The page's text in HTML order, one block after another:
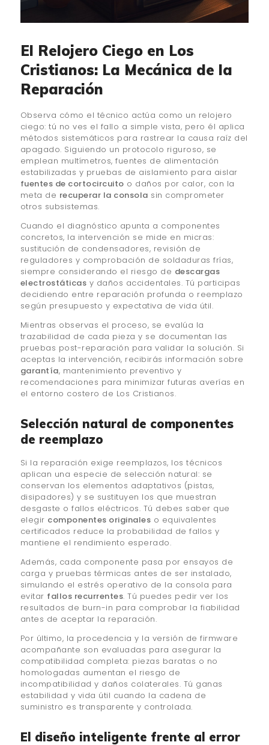
El Relojero Ciego en Los
Cristianos: La Mecánica de la
Reparación
Observa cómo el técnico actúa como un relojero
ciego: tú no ves el fallo a simple vista, pero él aplica
métodos sistemáticos para rastrear la causa raíz del
apagado. Siguiendo un protocolo riguroso, se
emplean multímetros, fuentes de alimentación
estabilizadas y pruebas de aislamiento para aislar
fuentes de cortocircuito o daños por calor, con la
meta de recuperar la consola sin comprometer
otros subsistemas.
Cuando el diagnóstico apunta a componentes
concretos, la intervención se mide en micras:
sustitución de condensadores, revisión de
reguladores y comprobación de soldaduras frías,
siempre considerando el riesgo de descargas
electrostáticas y daños accidentales. Tú participas
decidiendo entre reparación profunda o reemplazo
según presupuesto y expectativa de vida útil.
Mientras observas el proceso, se evalúa la
trazabilidad de cada pieza y se documentan las
pruebas post-reparación para validar la solución. Si
aceptas la intervención, recibirás información sobre
garantía, mantenimiento preventivo y
recomendaciones para minimizar futuras averías en
el entorno costero de Los Cristianos.
Selección natural de componentes
de reemplazo
Si la reparación exige reemplazos, los técnicos
aplican una especie de selección natural: se
conservan los elementos adaptativos (pistas,
disipadores) y se sustituyen los que muestran
desgaste o fallos eléctricos. Tú debes saber que
elegir componentes originales o equivalentes
certificados reduce la probabilidad de fallos y
mantiene el rendimiento esperado.
Además, cada componente pasa por ensayos de
carga y pruebas térmicas antes de ser instalado,
simulando el estrés operativo de la consola para
evitar fallos recurrentes. Tú puedes pedir ver los
resultados de burn-in para comprobar la fiabilidad
antes de aceptar la reparación.
Por último, la procedencia y la versión de firmware
acompañante son evaluadas para asegurar la
compatibilidad completa: piezas baratas o no
homologadas aumentan el riesgo de
incompatibilidad y daños colaterales. Tú ganas
estabilidad y vida útil cuando la cadena de
suministro es transparente y controlada.
El diseño inteligente frente al error